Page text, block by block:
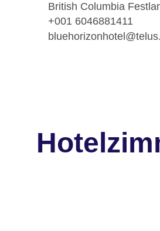
British Columbia
+001 6046881411